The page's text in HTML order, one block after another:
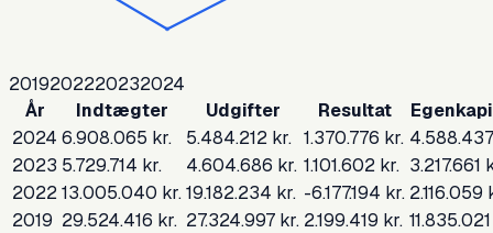
2019202220232024
År
Indtægter Udgifter Resultat
2024 6.908.065 kr. 5.484.212 kr. 1.370.776 kr.
2023 5.729.714 kr. 4.604.686 kr. 1.101.602 kr. 3.217.661
202213.005.040 kr.19.182.234 kr. -6.177.194 kr. 2.116.059
2019 29.524.416 kr. 27.324.997 kr. 2.199.419 kr.